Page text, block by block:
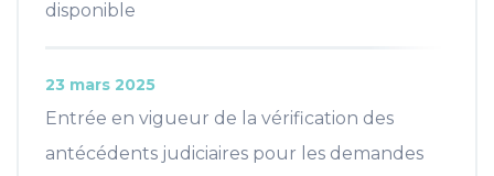
disponible
Entrée en vigueur de la vérification des
antécédents judiciaires pour les demandes
23 mars 2025